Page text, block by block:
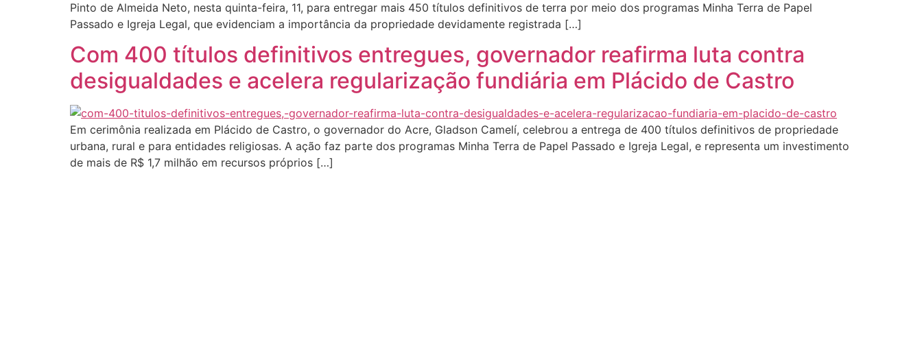
Pinto de Almeida Neto, nesta quinta-feira, 11, para entregar mais 450 títulos definitivos de terra por meio dos programas Minha Terra de Papel
Passado e Igreja Legal, que evidenciam a importância da propriedade devidamente registrada […]
Com 400 títulos definitivos entregues, governador reafirma luta contra
desigualdades e acelera regularização fundiária em Plácido de Castro
Em cerimônia realizada em Plácido de Castro, o governador do Acre, Gladson Camelí, celebrou a entrega de 400 títulos definitivos de propriedade
urbana, rural e para entidades religiosas. A ação faz parte dos programas Minha Terra de Papel Passado e Igreja Legal, e representa um investimento
de mais de R$ 1,7 milhão em recursos próprios […]